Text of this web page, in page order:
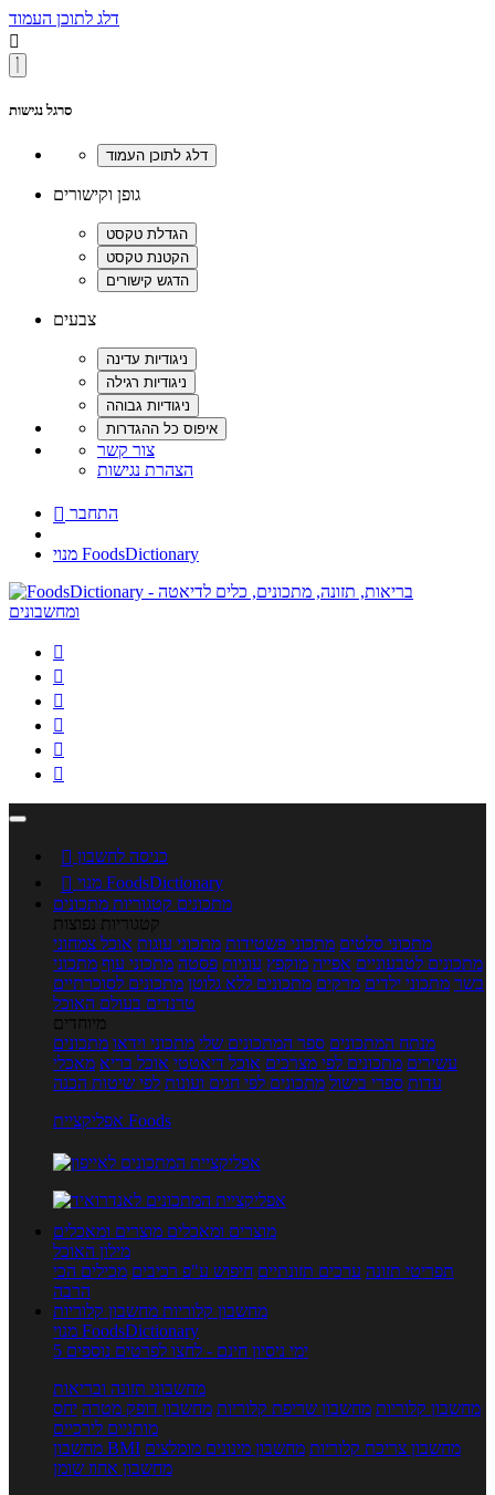
דלג לתוכן העמוד

סרגל נגישות
גופן וקישורים
צבעים
צור קשר
הצהרת נגישות
 התחבר
מנוי FoodsDictionary






 כניסה לחשבון

מנוי FoodsDictionary
מתכונים קטגוריות מתכונים
קטגוריות נפוצות
מתכוני סלטים מתכוני פשטידות מתכוני עוגות אוכל צמחוני
מתכונים לטבעוניים אפייה מוקפץ עוגיות פסטה מתכוני עוף מתכוני
בשר מתכוני ילדים מרקים מתכונים ללא גלוטן מתכונים לסוכרתיים
טרנדים בעולם האוכל
מיוחדים
מנתח המתכונים ספר המתכונים שלי מתכוני וידאו מתכונים
עשירים מתכונים לפי מצרכים אוכל דיאטטי אוכל בריא מאכלי
עדות ספרי בישול מתכונים לפי חגים ועונות לפי שיטות הכנה
אפליקציית Foods
מוצרים ומאכלים מוצרים ומאכלים
מילון האוכל
תפריטי תזונה ערכים תזונתיים חיפוש ע"פ רכיבים מכילים הכי
הרבה
מחשבון קלוריות מחשבון קלוריות
מנוי FoodsDictionary
5 ימי ניסיון חינם - לחצו לפרטים נוספים
מחשבוני תזונה ובריאות
מחשבון קלוריות מחשבון שריפת קלוריות מחשבון דופק מטרה יחס
מותניים לירכיים
מחשבון BMI
מחשבון צריכת קלוריות מחשבון מינונים מומלצים
מחשבון אחוז שומן